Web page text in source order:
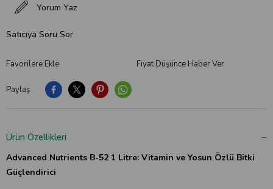
Paylaş
Favorilere Ekle Fiyat Düşünce Haber Ver
Yorum Yaz
Satıcıya Soru Sor
Ürün Özellikleri
Advanced Nutrients B-52 1 Litre: Vitamin ve Yosun Özlü Bitki
Güçlendirici